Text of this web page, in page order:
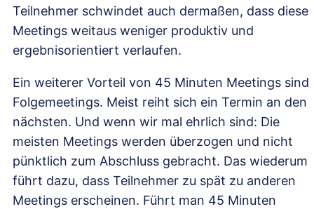
Teilnehmer schwindet auch dermaßen, dass diese
Meetings weitaus weniger produktiv und
ergebnisorientiert verlaufen.
Ein weiterer Vorteil von 45 Minuten Meetings sind
Folgemeetings. Meist reiht sich ein Termin an den
nächsten. Und wenn wir mal ehrlich sind: Die
meisten Meetings werden überzogen und nicht
pünktlich zum Abschluss gebracht. Das wiederum
führt dazu, dass Teilnehmer zu spät zu anderen
Meetings erscheinen. Führt man 45 Minuten